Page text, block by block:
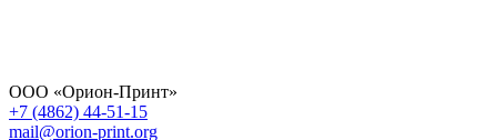
ООО «Орион-Принт»
+7 (4862) 44-51-15
mail@orion-print.org